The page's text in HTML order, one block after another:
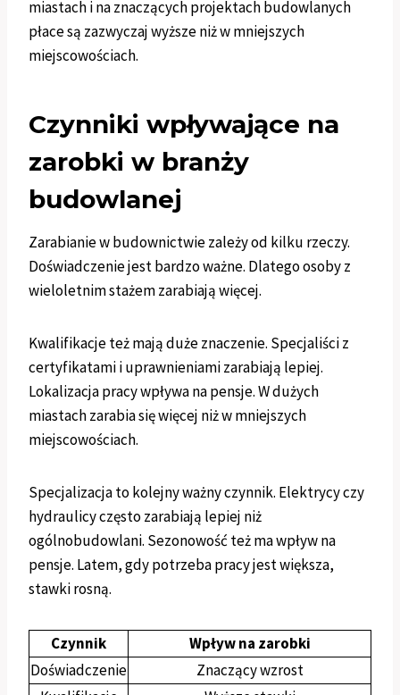
miastach i na znaczących projektach budowlanych
płace są zazwyczaj wyższe niż w mniejszych
miejscowościach.
Czynniki wpływające na
zarobki w branży
budowlanej
Zarabianie w budownictwie zależy od kilku rzeczy.
Doświadczenie jest bardzo ważne. Dlatego osoby z
wieloletnim stażem zarabiają więcej.
Kwalifikacje też mają duże znaczenie. Specjaliści z
certyfikatami i uprawnieniami zarabiają lepiej.
Lokalizacja pracy wpływa na pensje. W dużych
miastach zarabia się więcej niż w mniejszych
miejscowościach.
Specjalizacja to kolejny ważny czynnik. Elektrycy czy
hydraulicy często zarabiają lepiej niż
ogólnobudowlani. Sezonowość też ma wpływ na
pensje. Latem, gdy potrzeba pracy jest większa,
stawki rosną.
Czynnik
Wpływ na zarobki
Doświadczenie
Znaczący wzrost